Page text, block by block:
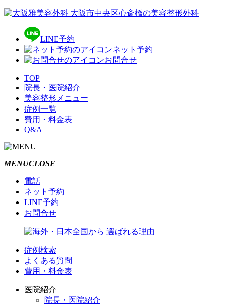
LINE予約
ネット予約
お問合せ
TOP
院長・医院紹介
美容整形メニュー
症例一覧
費用・料金表
Q&A
MENUCLOSE
電話
ネット予約
LINE予約
お問合せ
症例検索
よくある質問
費用・料金表
医院紹介
院長・医院紹介